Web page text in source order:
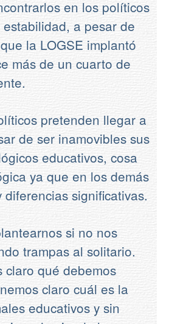
en los políticos
a pesar de
la LOGSE implantó
más de un cuarto de
pretenden llegar a
de ser inamovibles sus
educativos, cosa
ya que en los demás
diferencias significativas.
si no nos
trampas al solitario.
claro qué debemos
claro cuál es la
educativos y sin